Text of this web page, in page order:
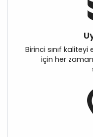
Birinci sınıf
için her